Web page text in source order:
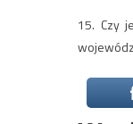
15. Czy